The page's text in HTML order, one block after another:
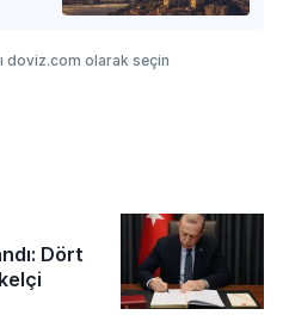
doviz.com olarak seçin
Dört